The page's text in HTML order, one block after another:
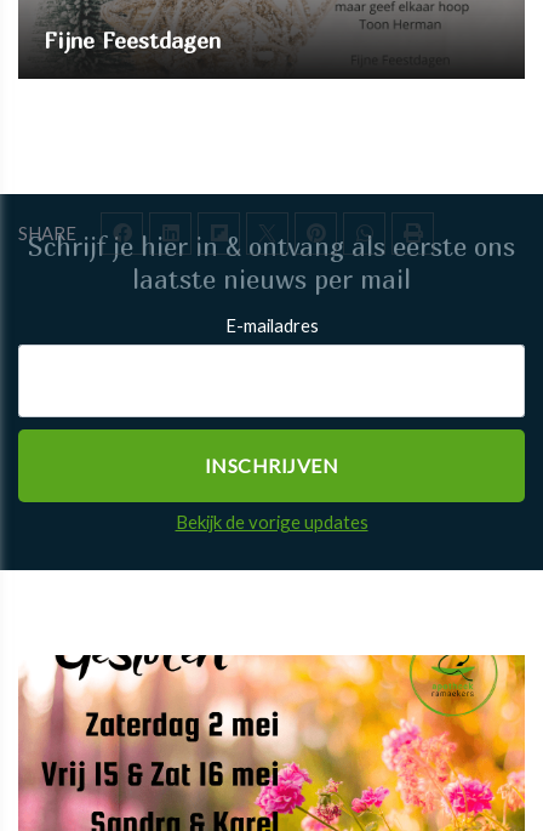
SHARE
Fijne Feestdagen
Schrijf je hier in & ontvang als eerste ons
laatste nieuws per mail
E-mailadres
Bekijk de vorige updates